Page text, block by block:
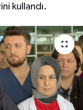
kullandı.